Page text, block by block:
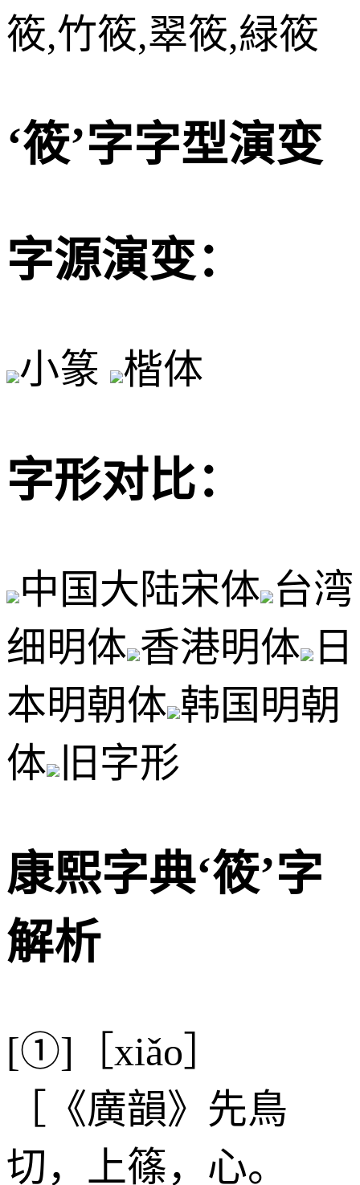
筱,竹筱,翠筱,緑筱
‘筱’字字型演变
字源演变：
小篆 楷体
字形对比：
中国大陆宋体 台湾
细明体 香港明体 日
本明朝体 韩国明朝
体
旧字形
康熙字典‘筱’字
解析
[①]［xiǎo］
［《廣韻》先鳥
切，上篠，心。